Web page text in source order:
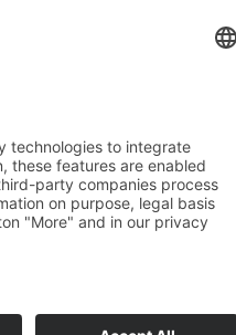
Castillo Europapremiere.